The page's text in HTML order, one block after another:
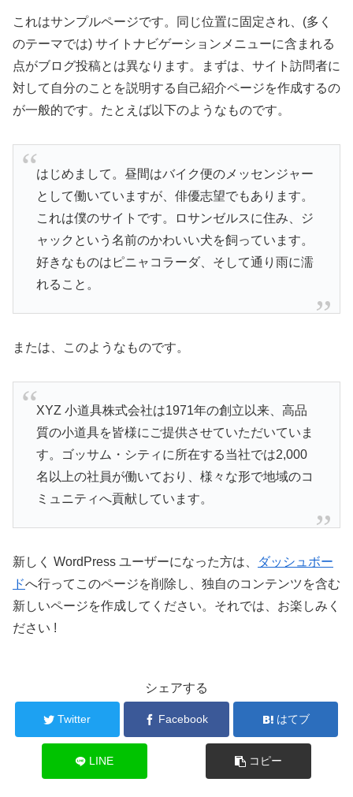
これはサンプルページです。同じ位置に固定され、(多く
のテーマでは) サイトナビゲーションメニューに含まれる
点がブログ投稿とは異なります。まずは、サイト訪問者に
対して自分のことを説明する自己紹介ページを作成するの
が一般的です。たとえば以下のようなものです。
はじめまして。昼間はバイク便のメッセンジャー
として働いていますが、俳優志望でもあります。
これは僕のサイトです。ロサンゼルスに住み、ジ
ャックという名前のかわいい犬を飼っています。
好きなものはピニャコラーダ、そして通り雨に濡
れること。
または、このようなものです。
XYZ 小道具株式会社は1971年の創立以来、高品
質の小道具を皆様にご提供させていただいていま
す。ゴッサム・シティに所在する当社では2,000
名以上の社員が働いており、様々な形で地域のコ
ミュニティへ貢献しています。
新しく WordPress ユーザーになった方は、
ダッシュボー
ドへ行ってこのページを削除し、独自のコンテンツを含む
新しいページを作成してください。それでは、お楽しみく
ださい !
シェアする
Twitter Facebook はてブ
LINE コピー